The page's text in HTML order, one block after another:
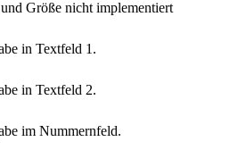
Größe nicht implementiert
in Textfeld 1.
in Textfeld 2.
im Nummernfeld.